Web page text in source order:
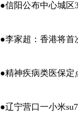
●信阳公布中心城区
●李家超：香港将首
●精神疾病类医保定
●辽宁营口一小米